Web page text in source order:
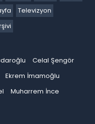
Televizyon
Celal Şengör
Ekrem İmamoğlu
Muharrem İnce